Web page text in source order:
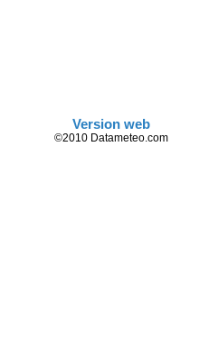
Version web
©2010 Datameteo.com